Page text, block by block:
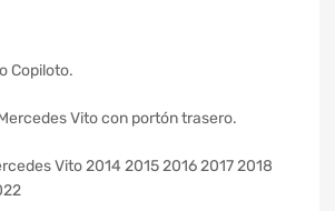
Copiloto.
Vito con portón trasero.
Vito 2014 2015 2016 2017 2018